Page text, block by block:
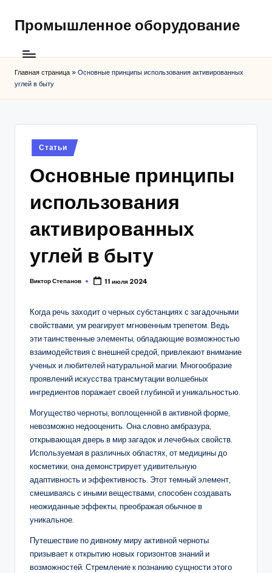
Промышленное оборудование
Главная страница » Основные принципы использования активированных
углей в быту
Posted
in
Статьи
Основные принципы
использования
активированных
углей в быту
Posted
Виктор Степанов 11 июля 2024
Когда речь заходит о черных субстанциях с загадочными
свойствами, ум реагирует мгновенным трепетом. Ведь
эти таинственные элементы, обладающие возможностью
взаимодействия с внешней средой, привлекают внимание
ученых и любителей натуральной магии. Многообразие
проявлений искусства трансмутации волшебных
ингредиентов поражает своей глубиной и уникальностью.
Могущество черноты, воплощенной в активной форме,
невозможно недооценить. Она словно амбразура,
открывающая дверь в мир загадок и лечебных свойств.
Используемая в различных областях, от медицины до
косметики, она демонстрирует удивительную
адаптивность и эффективность. Этот темный элемент,
смешиваясь с иными веществами, способен создавать
неожиданные эффекты, преображая обычное в
уникальное.
Путешествие по дивному миру активной черноты
призывает к открытию новых горизонтов знаний и
возможностей. Стремление к познанию сущности этого